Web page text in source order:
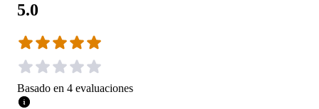
5.0
Basado en 4 evaluaciones